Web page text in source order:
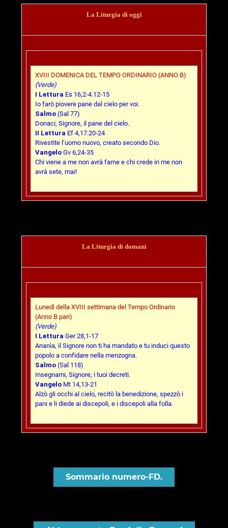
La Liturgia di oggi
XVIII DOMENICA DEL TEMPO ORDINARIO (ANNO B)
(Verde)
I Lettura Es 16,2-4.12-15
Io farò piovere pane dal cielo per voi.
Salmo (Sal 77)
Donaci, Signore, il pane del cielo.
II Lettura Ef 4,17.20-24
Rivestite l’uomo nuovo, creato secondo Dio.
Vangelo Gv 6,24-35
Chi viene a me non avrà fame e chi crede in me non
avrà sete, mai!
La Liturgia di domani
Lunedì della XVIII settimana del Tempo Ordinario
(Anno B pari)
(Verde)
I Lettura Ger 28,1-17
Ananìa, il Signore non ti ha mandato e tu induci questo
popolo a confidare nella menzogna.
Salmo (Sal 118)
Insegnami, Signore, i tuoi decreti.
Vangelo Mt 14,13-21
Alzò gli occhi al cielo, recitò la benedizione, spezzò i
pani e li diede ai discepoli, e i discepoli alla folla.
Sommario numero-FD.